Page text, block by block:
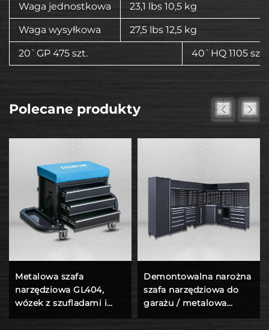
Waga jednostkowa 23,1 lbs 10,5 kg
Waga wysyłkowa 27,5 lbs 12,5 kg
20`GP 475 szt. 40`HQ 1105 szt.
Polecane produkty
Metalowa szafa
narzędziowa GL404,
wózek z szufladami i
Demontowalna narożna
szafa narzędziowa do
garażu / metalowa
narożna skrzynka na